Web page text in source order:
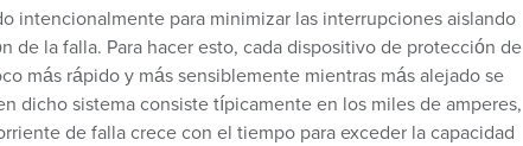
intencionalmente para minimizar las interrupciones aislando
de la falla. Para hacer esto, cada dispositivo de protección de
más rápido y más sensiblemente mientras más alejado se
dicho sistema consiste típicamente en los miles de amperes,
de falla crece con el tiempo para exceder la capacidad